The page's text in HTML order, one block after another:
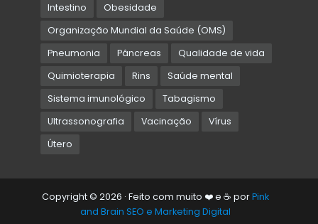
Intestino
Obesidade
Organização Mundial da Saúde (OMS)
Pneumonia
Pâncreas
Qualidade de vida
Quimioterapia
Rins
Saúde mental
Sistema imunológico
Tabagismo
Ultrassonografia
Vacinação
Vírus
Útero
Copyright © 2026 · Feito com muito ❤️ e ☕ porPink
and Brain SEO e Marketing Digital